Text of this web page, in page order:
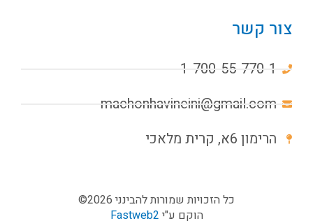
צור קשר
1-700-55-770-1
machonhavineini@gmail.com
הרימון 6א, קרית מלאכי
כל הזכויות שמורות להבינני 2026©
הוקם ע"י Fastweb2